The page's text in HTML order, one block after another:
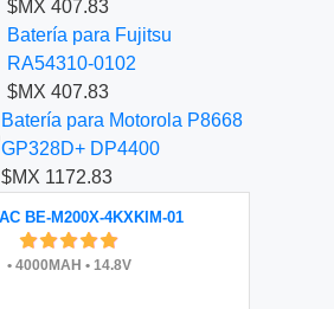
$MX 407.83
Batería para Fujitsu
RA54310-0102
$MX 407.83
Batería para Motorola P8668
GP328D+ DP4400
$MX 1172.83
•4000MAH •14.8V